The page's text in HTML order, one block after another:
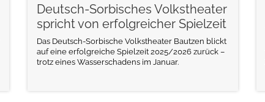
Deutsch-Sorbisches Volkstheater
spricht von erfolgreicher Spielzeit
Das Deutsch-Sorbische Volkstheater Bautzen blickt
auf eine erfolgreiche Spielzeit 2025/2026 zurück –
trotz eines Wasserschadens im Januar.